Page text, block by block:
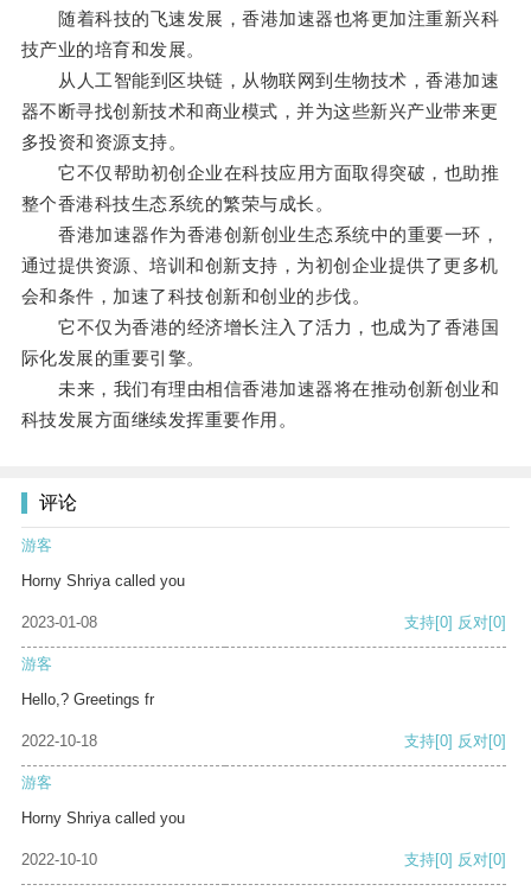
随着科技的飞速发展，香港加速器也将更加注重新兴科
技产业的培育和发展。
从人工智能到区块链，从物联网到生物技术，香港加速
器不断寻找创新技术和商业模式，并为这些新兴产业带来更
多投资和资源支持。
它不仅帮助初创企业在科技应用方面取得突破，也助推
整个香港科技生态系统的繁荣与成长。
香港加速器作为香港创新创业生态系统中的重要一环，
通过提供资源、培训和创新支持，为初创企业提供了更多机
会和条件，加速了科技创新和创业的步伐。
它不仅为香港的经济增长注入了活力，也成为了香港国
际化发展的重要引擎。
未来，我们有理由相信香港加速器将在推动创新创业和
科技发展方面继续发挥重要作用。
评论
游客
Horny Shriya called you
2023-01-08 支持[0] 反对[0]
游客
Hello,? Greetings fr
2022-10-18 支持[0] 反对[0]
游客
Horny Shriya called you
2022-10-10 支持[0] 反对[0]